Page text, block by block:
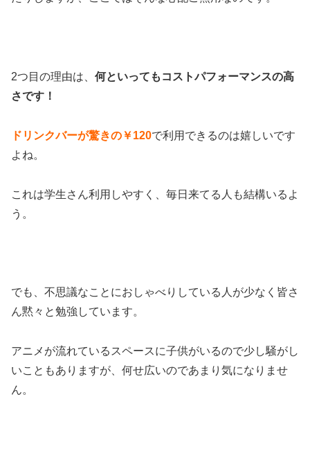
2つ目の理由は、 何といってもコストパフォーマンスの高
さです！
ドリンクバーが驚きの￥120で利用できるのは嬉しいです
よね。
これは学生さん利用しやすく、毎日来てる人も結構いるよ
う。
でも、不思議なことにおしゃべりしている人が少なく皆さ
ん黙々と勉強しています。
アニメが流れているスペースに子供がいるので少し騒がし
いこともありますが、何せ広いのであまり気になりませ
ん。